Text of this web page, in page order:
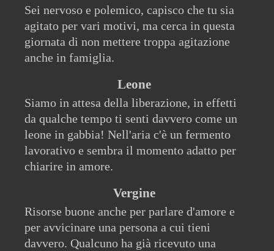
Sei nervoso e polemico, capisco che tu sia
agitato per vari motivi, ma cerca in questa
giornata di non mettere troppa agitazione
anche in famiglia.
Leone
Siamo in attesa della liberazione, in effetti
da qualche tempo ti senti davvero come un
leone in gabbia! Nell'aria c'è un fermento
lavorativo e sembra il momento adatto per
chiarire in amore.
Vergine
Risorse buone anche per parlare d'amore e
per avvicinare una persona a cui tieni
davvero. Qualcuno ha già ricevuto una